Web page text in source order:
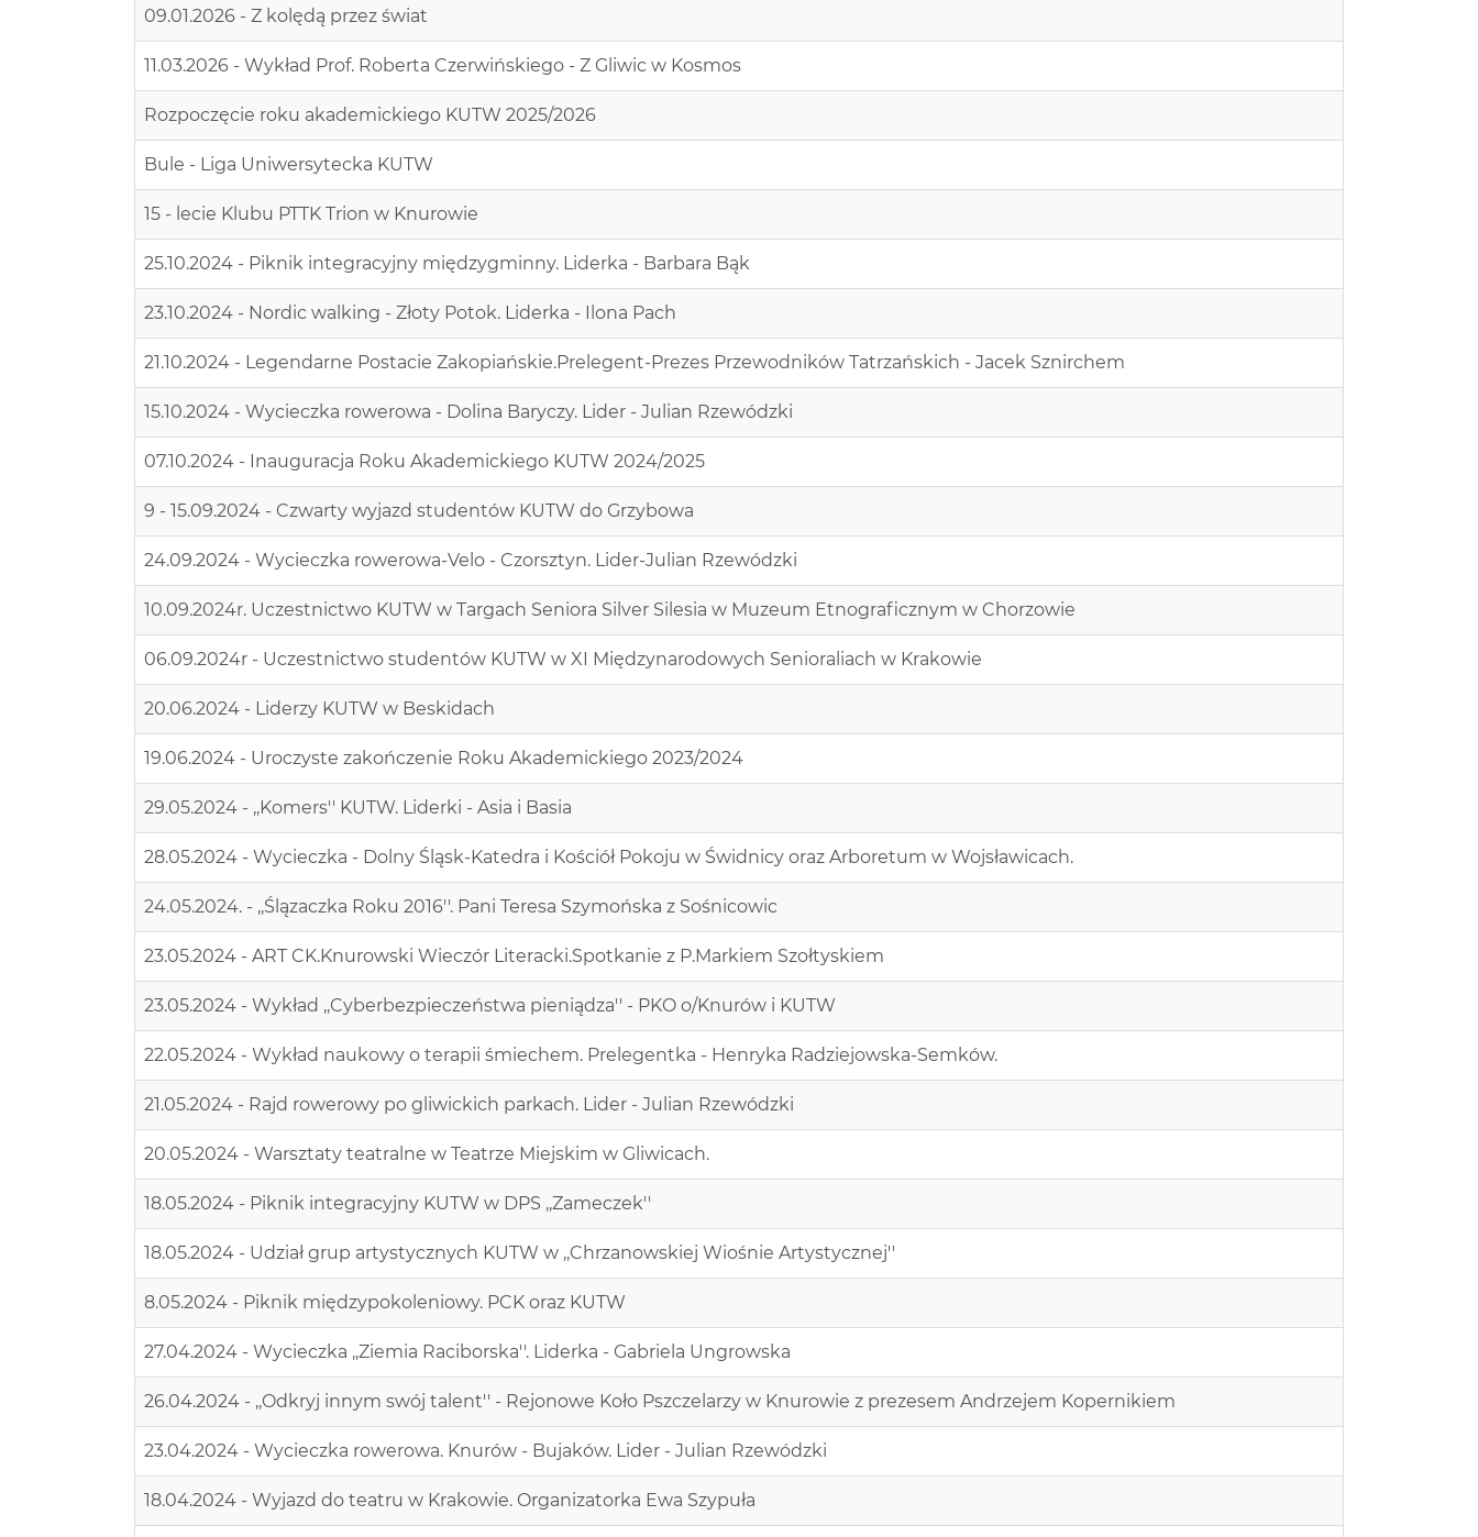
09.01.2026 - Z kolędą przez świat
11.03.2026 - Wykład Prof. Roberta Czerwińskiego - Z Gliwic w Kosmos
Rozpoczęcie roku akademickiego KUTW 2025/2026
Bule - Liga Uniwersytecka KUTW
15 - lecie Klubu PTTK Trion w Knurowie
25.10.2024 - Piknik integracyjny międzygminny. Liderka - Barbara Bąk
23.10.2024 - Nordic walking - Złoty Potok. Liderka - Ilona Pach
21.10.2024 - Legendarne Postacie Zakopiańskie.Prelegent-Prezes Przewodników Tatrzańskich - Jacek Sznirchem
15.10.2024 - Wycieczka rowerowa - Dolina Baryczy. Lider - Julian Rzewódzki
07.10.2024 - Inauguracja Roku Akademickiego KUTW 2024/2025
9 - 15.09.2024 - Czwarty wyjazd studentów KUTW do Grzybowa
24.09.2024 - Wycieczka rowerowa-Velo - Czorsztyn. Lider-Julian Rzewódzki
10.09.2024r. Uczestnictwo KUTW w Targach Seniora Silver Silesia w Muzeum Etnograficznym w Chorzowie
06.09.2024r - Uczestnictwo studentów KUTW w XI Międzynarodowych Senioraliach w Krakowie
20.06.2024 - Liderzy KUTW w Beskidach
19.06.2024 - Uroczyste zakończenie Roku Akademickiego 2023/2024
29.05.2024 - ,,Komers'' KUTW. Liderki - Asia i Basia
28.05.2024 - Wycieczka - Dolny Śląsk-Katedra i Kościół Pokoju w Świdnicy oraz Arboretum w Wojsławicach.
24.05.2024. - ,,Ślązaczka Roku 2016''. Pani Teresa Szymońska z Sośnicowic
23.05.2024 - ART CK.Knurowski Wieczór Literacki.Spotkanie z P.Markiem Szołtyskiem
23.05.2024 - Wykład ,,Cyberbezpieczeństwa pieniądza'' - PKO o/Knurów i KUTW
22.05.2024 - Wykład naukowy o terapii śmiechem. Prelegentka - Henryka Radziejowska-Semków.
21.05.2024 - Rajd rowerowy po gliwickich parkach. Lider - Julian Rzewódzki
20.05.2024 - Warsztaty teatralne w Teatrze Miejskim w Gliwicach.
18.05.2024 - Piknik integracyjny KUTW w DPS ,,Zameczek''
18.05.2024 - Udział grup artystycznych KUTW w ,,Chrzanowskiej Wiośnie Artystycznej''
8.05.2024 - Piknik międzypokoleniowy. PCK oraz KUTW
27.04.2024 - Wycieczka ,,Ziemia Raciborska''. Liderka - Gabriela Ungrowska
26.04.2024 - ,,Odkryj innym swój talent'' - Rejonowe Koło Pszczelarzy w Knurowie z prezesem Andrzejem Kopernikiem
23.04.2024 - Wycieczka rowerowa. Knurów - Bujaków. Lider - Julian Rzewódzki
18.04.2024 - Wyjazd do teatru w Krakowie. Organizatorka Ewa Szypuła